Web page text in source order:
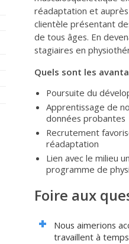
réadaptation et auprès
clientèle présentant
de tous âges. En
stagiaires en
Quels sont les
Poursuite du
Apprentissage de
données probantes
Recrutement
réadaptation
Lien avec le milieu
programme de
Foire aux
Nous aimerions
travaillent à